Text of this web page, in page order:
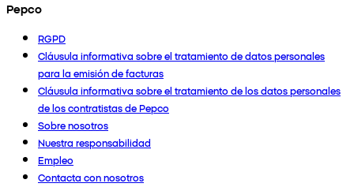
Pepco
RGPD
Cláusula informativa sobre el tratamiento de datos personales
para la emisión de facturas
Cláusula informativa sobre el tratamiento de los datos personales
de los contratistas de Pepco
Sobre nosotros
Nuestra responsabilidad
Empleo
Contacta con nosotros